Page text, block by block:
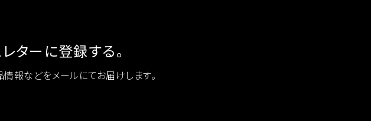
ターに登録する。
報などをメールにてお届けします。